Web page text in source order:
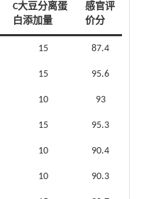
C大豆分离蛋
白添加量
感官评
价分
15 87.4
15 95.6
10 93
15 95.3
10 90.4
10 90.3